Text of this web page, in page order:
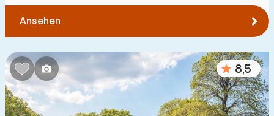
Tiny house 5
Kinderfreundlich
Kindermöbel 5
Ansehen
8,5